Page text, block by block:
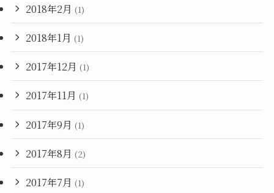
2018年2月 (1)
2018年1月 (1)
2017年12月 (1)
2017年11月 (1)
2017年9月 (1)
2017年8月 (2)
2017年7月 (1)